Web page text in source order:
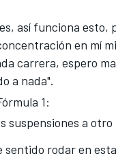
así funciona esto,
en mí
carrera, espero
a nada".
1:
suspensiones a otro
sentido rodar en